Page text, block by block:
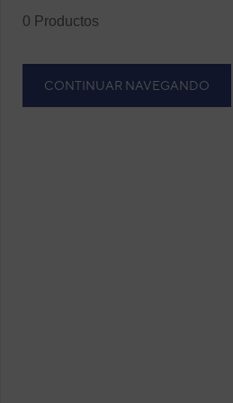
0 Productos
CONTINUAR NAVEGANDO